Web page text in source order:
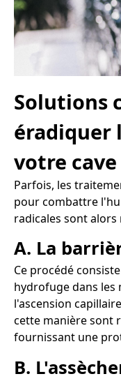
Solutions
éradiquer
votre cave
Parfois, les
pour combattre
radicales sont alors
A. La
Ce procédé
hydrofuge dans les
l'ascension
cette manière sont
fournissant une
B.